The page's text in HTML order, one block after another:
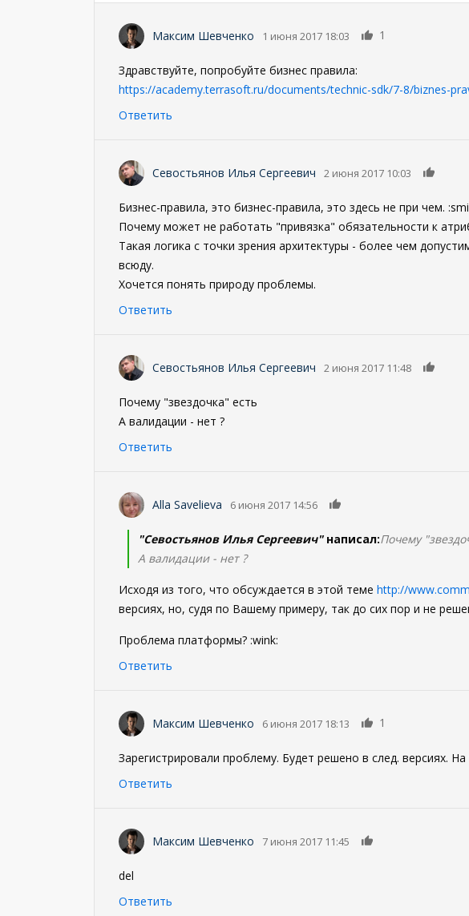
Максим Шевченко 1 июня 2017 18:03 1
Здравствуйте, попробуйте бизнес правила:
https://academy.terrasoft.ru/documents/technic-sdk/7-8/biznes-
Ответить
Севостьянов Илья Сергеевич 2 июня 2017 10:03
Бизнес-правила, это бизнес-правила, это здесь не при чем.
Почему может не работать "привязка" обязательности к
Такая логика с точки зрения архитектуры - более чем
всюду.
Хочется понять природу проблемы.
Ответить
Севостьянов Илья Сергеевич 2 июня 2017 11:48
Почему "звездочка" есть
А валидации - нет ?
Ответить
Alla Savelieva 6 июня 2017 14:56
"Севостьянов Илья Сергеевич"написал:Почему
А валидации - нет ?
Исходя из того, что обсуждается в этой теме http://
версиях, но, судя по Вашему примеру, так до сих пор и не
Проблема платформы? :wink:
Ответить
Максим Шевченко 6 июня 2017 18:13 1
Зарегистрировали проблему. Будет решено в след. версиях.
Ответить
Максим Шевченко 7 июня 2017 11:45
del
Ответить